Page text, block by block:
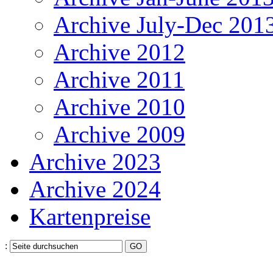
Archive July-Dec
Archive 2012
Archive 2011
Archive 2010
Archive 2009
Archive 2023
Archive 2024
Kartenpreise
: